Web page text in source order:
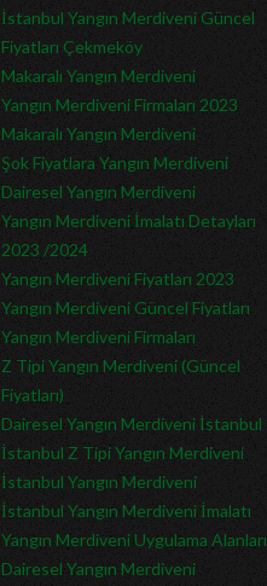
İstanbul Yangın Merdiveni Güncel
Fiyatları Çekmeköy
Makaralı Yangın Merdiveni
Yangın Merdiveni Firmaları 2023
Makaralı Yangın Merdiveni
Şok Fiyatlara Yangın Merdiveni
Dairesel Yangın Merdiveni
Yangın Merdiveni İmalatı Detayları
2023 /2024
Yangın Merdiveni Fiyatları 2023
Yangın Merdiveni Güncel Fiyatları
Yangın Merdiveni Firmaları
Z Tipi Yangın Merdiveni (Güncel
Fiyatları)
Dairesel Yangın Merdiveni İstanbul
İstanbul Z Tipi Yangın Merdiveni
İstanbul Yangın Merdiveni
İstanbul Yangın Merdiveni İmalatı
Yangın Merdiveni Uygulama Alanları
Dairesel Yangın Merdiveni